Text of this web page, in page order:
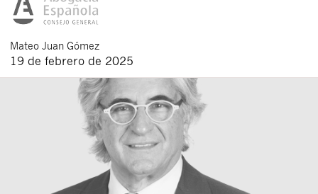
Mateo Juan Gómez
19 de febrero de 2025